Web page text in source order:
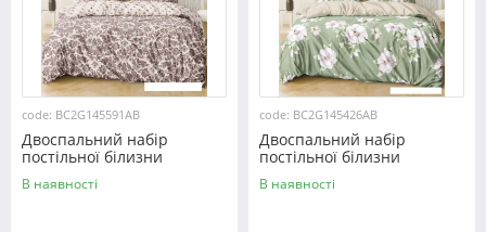
code: BC2G145591AB
Двоспальний набір
постільної білизни
180*220 із Бязі "Gold" з
простирадлом на резинці
В наявності
code: BC2G145426AB
Двоспальний набір
постільної білизни
180*220 із Бязі "Gold" з
простирадлом на резинці
В наявності